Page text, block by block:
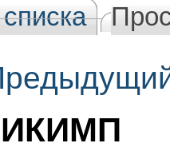
ИКИМП